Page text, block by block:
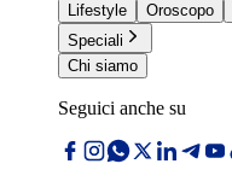
Lifestyle
Oroscopo
Speciali
Chi siamo
Seguici anche su